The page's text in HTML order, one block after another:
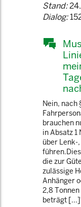
Stand:
Dialog:
Nein, nach
brauchen
in Absatz 1
über Lenk-
die zur
zulässige
Anhänger
2,8
beträgt